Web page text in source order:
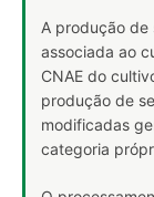
A produção de
associada ao
CNAE do
produção de
modificadas
categoria